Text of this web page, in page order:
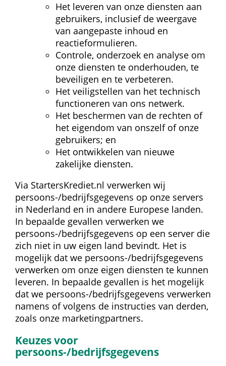
Het leveren van onze diensten aan
gebruikers, inclusief de weergave
van aangepaste inhoud en
reactieformulieren.
Controle, onderzoek en analyse om
onze diensten te onderhouden, te
beveiligen en te verbeteren.
Het veiligstellen van het technisch
functioneren van ons netwerk.
Het beschermen van de rechten of
het eigendom van onszelf of onze
gebruikers; en
Het ontwikkelen van nieuwe
zakelijke diensten.
Via StartersKrediet.nl verwerken wij
persoons-/bedrijfsgegevens op onze servers
in Nederland en in andere Europese landen.
In bepaalde gevallen verwerken we
persoons-/bedrijfsgegevens op een server die
zich niet in uw eigen land bevindt. Het is
mogelijk dat we persoons-/bedrijfsgegevens
verwerken om onze eigen diensten te kunnen
leveren. In bepaalde gevallen is het mogelijk
dat we persoons-/bedrijfsgegevens verwerken
namens of volgens de instructies van derden,
zoals onze marketingpartners.
Keuzes voor
persoons-/bedrijfsgegevens